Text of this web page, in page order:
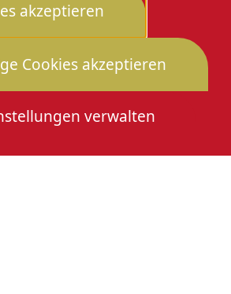
akzeptieren
Cookies akzeptieren
verwalten